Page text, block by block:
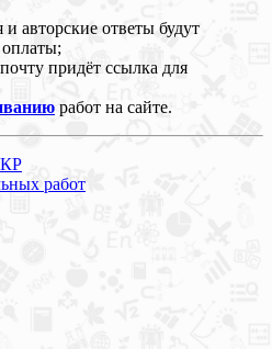
авторские ответы будут
придёт ссылка для
работ на сайте.
работ